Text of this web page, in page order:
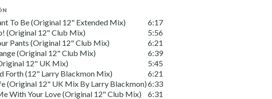
To Be (Original 12" Extended Mix)
6:17
(Original 12" Club Mix)
5:56
Pants (Original 12" Club Mix)
6:21
(Original 12" Club Mix)
6:39
12" UK Mix)
5:45
Forth (12" Larry Blackmon Mix)
6:21
(Original 12" UK Mix By Larry Blackmon)6:33
With Your Love (Original 12" Club Mix)
6:31